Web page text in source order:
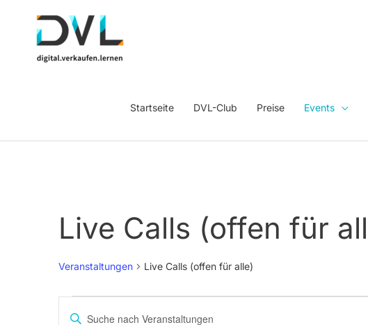
Startseite DVL-Club Preise Events
Live Calls (offen für
Veranstaltungen Live Calls (offen für alle)
Veranstaltungen
Bitte